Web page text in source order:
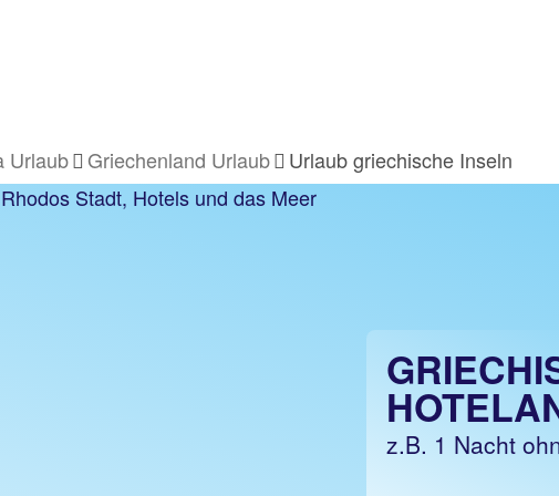
Urlaub Griechenland Urlaub Urlaub griechische Inseln
z.B. 1 Nacht